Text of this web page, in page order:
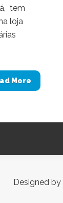
tem
loja
More
Designed by